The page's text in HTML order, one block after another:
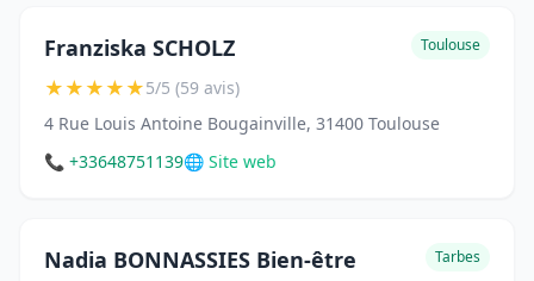
Franziska SCHOLZ Toulouse
★★★★★5/5 (59 avis)
4 Rue Louis Antoine Bougainville, 31400 Toulouse
📞 +33648751139🌐 Site web
Nadia BONNASSIES Bien-être Tarbes